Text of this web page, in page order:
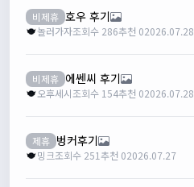
비제휴 호우 후기
놀러가자조회수 286추천 02026.07.28
비제휴 에쎈씨 후기
오후세시조회수 154추천 02026.07.28
제휴 벙커후기
밍크조회수 251추천 02026.07.27